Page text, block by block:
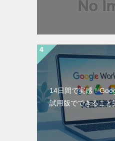
14日間で実感！
試用版でできること